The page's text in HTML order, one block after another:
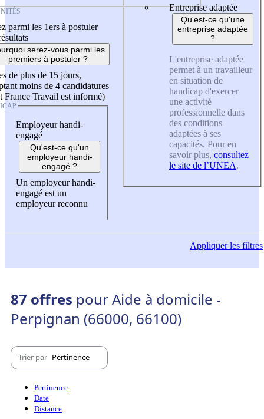
parmi les 1ers à postuler
serez-vous parmi les
premiers à postuler ?
de plus de 15 jours,
moins de 4 candidatures
France Travail est informé)
Employeur handi-
engagé
Qu'est-ce qu'un
employeur handi-
engagé ?
Un employeur handi-
engagé est un
employeur reconnu
Entreprise adaptée
Qu'est-ce qu'une
entreprise adaptée
?
L'entreprise adaptée
permet à un travailleur
en situation de
handicap d'exercer
une activité
professionnelle dans
des conditions
adaptées à ses
capacités. Pour en
savoir plus, consultez
le site de l’UNEA.
Appliquerles filtres
87 offres pour Aide à domicile -
Perpignan (66000, 66100)
Trier par Pertinence
Pertinence
Date
Distance